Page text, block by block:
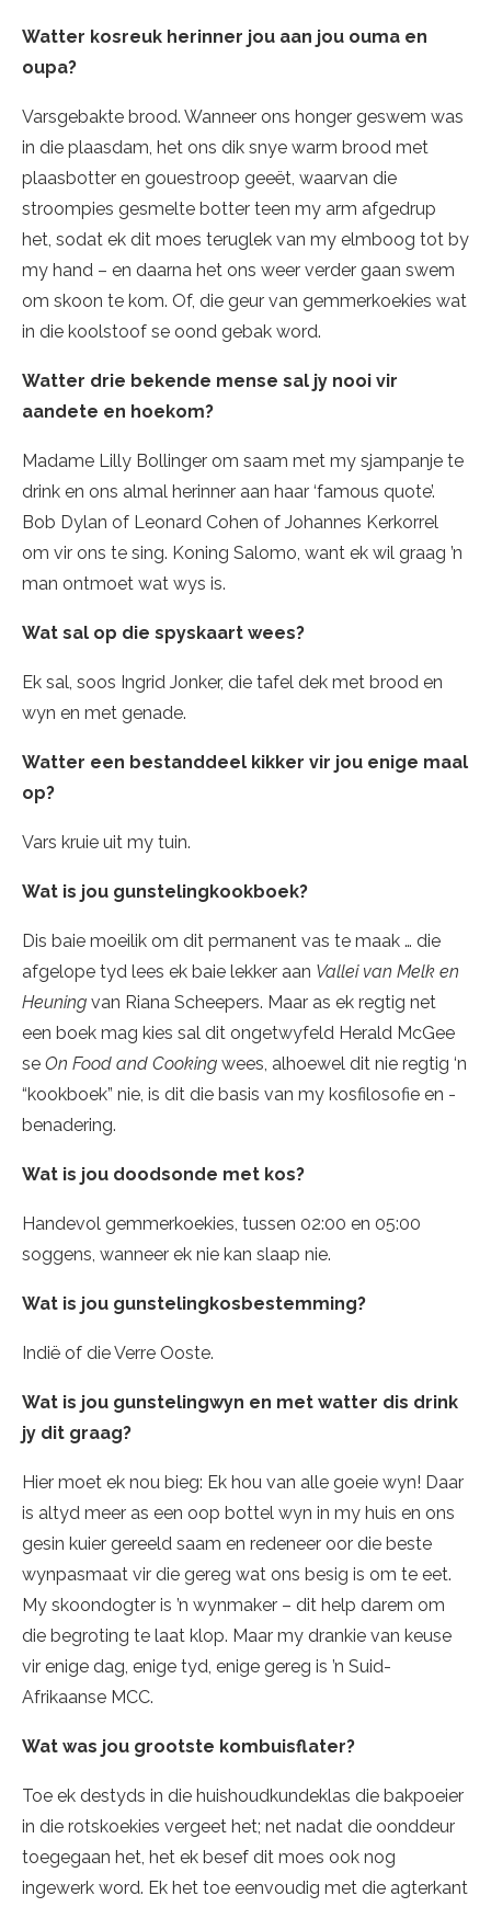
Watter kosreuk herinner jou aan jou ouma en
oupa?
Varsgebakte brood. Wanneer ons honger geswem was
in die plaasdam, het ons dik snye warm brood met
plaasbotter en gouestroop geeët, waarvan die
stroompies gesmelte botter teen my arm afgedrup
het, sodat ek dit moes teruglek van my elmboog tot by
my hand – en daarna het ons weer verder gaan swem
om skoon te kom. Of, die geur van gemmerkoekies wat
in die koolstoof se oond gebak word.
Watter drie bekende mense sal jy nooi vir
aandete en hoekom?
Madame Lilly Bollinger om saam met my sjampanje te
drink en ons almal herinner aan haar ‘famous quote’.
Bob Dylan of Leonard Cohen of Johannes Kerkorrel
om vir ons te sing. Koning Salomo, want ek wil graag ’n
man ontmoet wat wys is.
Wat sal op die spyskaart wees?
Ek sal, soos Ingrid Jonker, die tafel dek met brood en
wyn en met genade.
Watter een bestanddeel kikker vir jou enige maal
op?
Vars kruie uit my tuin.
Wat is jou gunstelingkookboek?
Dis baie moeilik om dit permanent vas te maak … die
afgelope tyd lees ek baie lekker aan Vallei van Melk en
Heuning van Riana Scheepers. Maar as ek regtig net
een boek mag kies sal dit ongetwyfeld Herald McGee
se On Food and Cooking wees, alhoewel dit nie regtig ‘n
“kookboek” nie, is dit die basis van my kosfilosofie en -
benadering.
Wat is jou doodsonde met kos?
Handevol gemmerkoekies, tussen 02:00 en 05:00
soggens, wanneer ek nie kan slaap nie.
Wat is jou gunstelingkosbestemming?
Indië of die Verre Ooste.
Wat is jou gunstelingwyn en met watter dis drink
jy dit graag?
Hier moet ek nou bieg: Ek hou van alle goeie wyn! Daar
is altyd meer as een oop bottel wyn in my huis en ons
gesin kuier gereeld saam en redeneer oor die beste
wynpasmaat vir die gereg wat ons besig is om te eet.
My skoondogter is ’n wynmaker – dit help darem om
die begroting te laat klop. Maar my drankie van keuse
vir enige dag, enige tyd, enige gereg is ’n Suid-
Afrikaanse MCC.
Wat was jou grootste kombuisflater?
Toe ek destyds in die huishoudkundeklas die bakpoeier
in die rotskoekies vergeet het; net nadat die oonddeur
toegegaan het, het ek besef dit moes ook nog
ingewerk word. Ek het toe eenvoudig met die agterkant